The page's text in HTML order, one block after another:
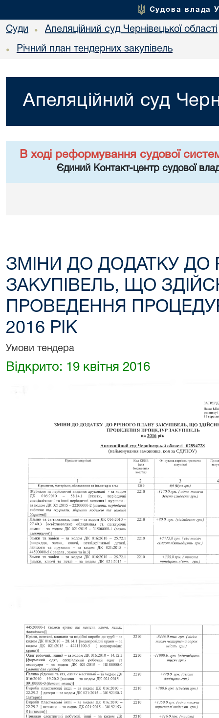
Судова влада
Суди • Апеляційний суд Чернівецької області
• Річний план тендерних закупівель
Апеляційний суд
В ході реформування судової
Єдиний Контакт-центр судової
ЗМІНИ ДО ДОДАТКУ ДО
ЗАКУПІВЕЛЬ, ЩО
ПРОВЕДЕННЯ
2016 РІК
Умови тендера
Відкрито: 19 квітня 2016